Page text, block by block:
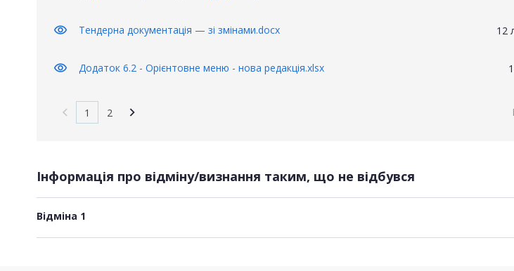
visibility Тендерна документація — зі змінами.docx 12
visibility Додаток 6.2 - Орієнтовне меню - нова редакція.xlsx
1 2
Інформація про відміну/визнання таким, що не відбувся
Відміна 1